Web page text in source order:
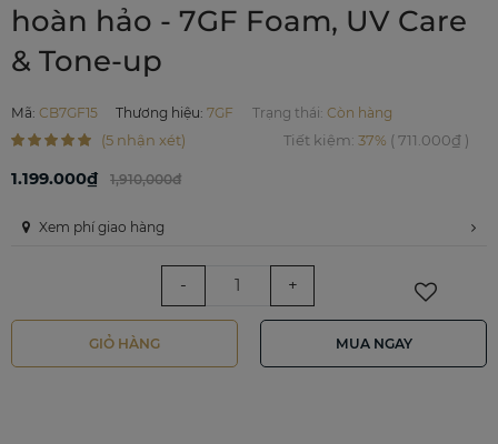
hoàn hảo - 7GF Foam, UV Care
& Tone-up
Mã: CB7GF15 Thương hiệu:7GF Trạng thái: Còn hàng
(5 nhận xét) Tiết kiệm: 37% (711.000₫)
1.199.000₫ 1,910,000đ
Xem phí giao hàng
- +
GIỎ HÀNG MUA NGAY